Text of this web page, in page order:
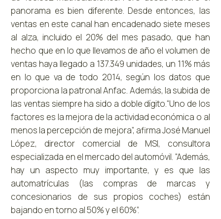
panorama es bien diferente. Desde entonces, las
ventas en este canal han encadenado siete meses
al alza, incluido el 20% del mes pasado, que han
hecho que en lo que llevamos de año el volumen de
ventas haya llegado a 137.349 unidades, un 11% más
en lo que va de todo 2014, según los datos que
proporciona la patronal Anfac. Además, la subida de
las ventas siempre ha sido a doble dígito.“Uno de los
factores es la mejora de la actividad económica o al
menos la percepción de mejora”, afirma José Manuel
López, director comercial de MSI, consultora
especializada en el mercado del automóvil. “Además,
hay un aspecto muy importante, y es que las
automatrículas (las compras de marcas y
concesionarios de sus propios coches) están
bajando en torno al 50% y el 60%”.